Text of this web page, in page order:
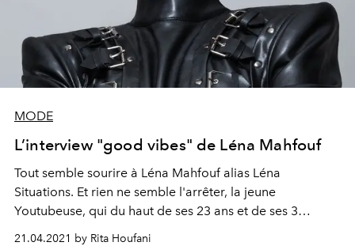
MODE
L’interview "good vibes" de Léna Mahfouf
Tout semble sourire à Léna Mahfouf alias Léna
Situations. Et rien ne semble l'arrêter, la jeune
Youtubeuse, qui du haut de ses 23 ans et de ses 3
millions de followers a su conquérir l’univers de la mode
21.04.2021 by Rita Houfani